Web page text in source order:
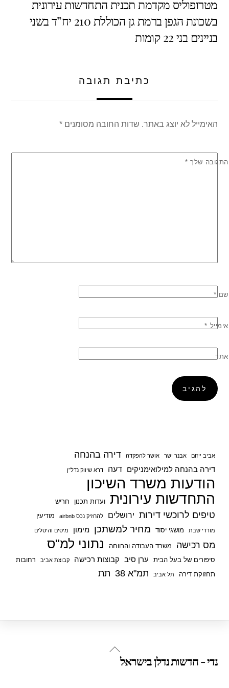
b
o
o
A
p
p
מטרופוליס מקדמת תכנית התחדשות עירונית
בשכונת הגפן ברמת גן הכוללת 210 יח”ד בשני
בניינים בני 22 קומות
כתיבת תגובה
האימייל לא יוצג באתר. שדות החובה מסומנים*
התגובה שלך *
שם *
אימייל *
אתר
אביב ייזום אבנר ישר אושר להפקדה דירה בהנחה
דירה בהנחה למילואימניקים דעה דרא שיווק נדל"ן
הודעות משרד השיכון
התחדשות עירונית ועדות תכנון חריש
טיפים לרוכשי דירות ירושלים להחזיק נכס airbnb מודיעין
מורדי שבת מושגי יסוד מחיר למשתכן מימון מיסים והיטלים
מס רכישה משרד העבודה והרווחה נתוני למ"ס
סיפורים של בעל הבית ערן סיב קבוצות רכישה קבוצת אביב
רחובות
תחזוקת דירה
תל אביב תמ"א 38 תת
Back
נדי - חדשות נדלן בישראל